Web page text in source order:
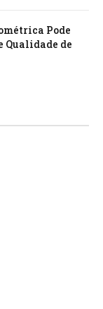
Pode
Qualidade de